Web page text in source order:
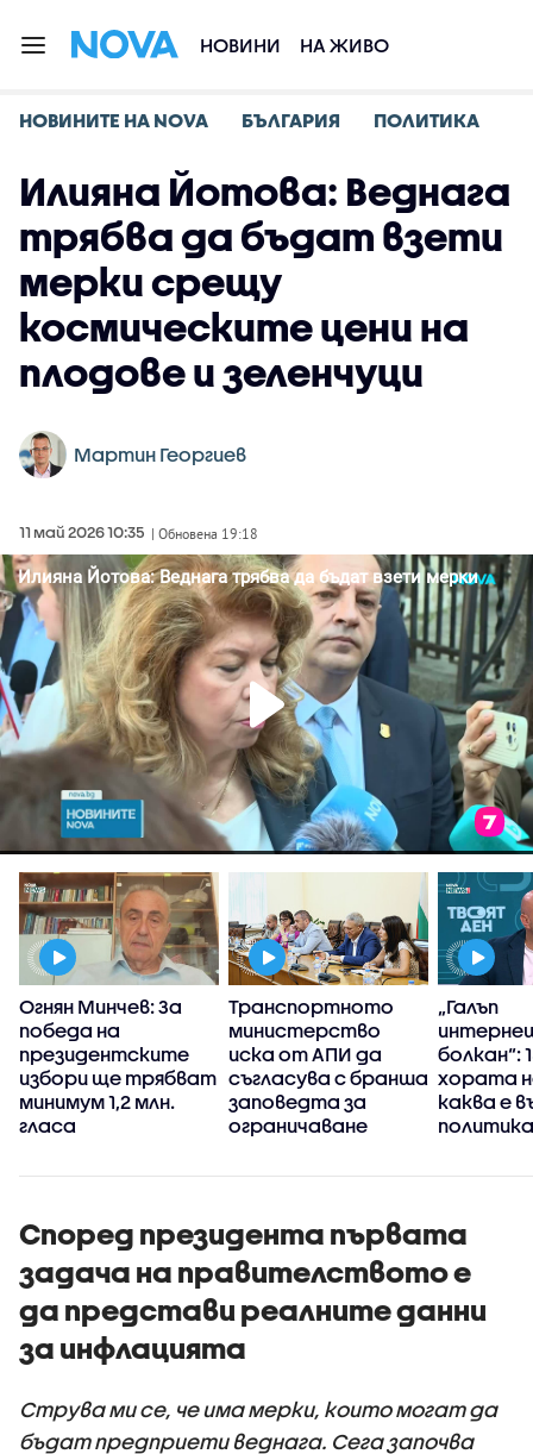
НОВИНИ НА ЖИВО
НОВИНИТЕ НА NOVA БЪЛГАРИЯ ПОЛИТИКА
Илияна Йотова: Веднага
трябва да бъдат взети
мерки срещу
космическите цени на
плодове и зеленчуци
Мартин Георгиев
11 май 2026 10:35 | Обновена 19:18
Огнян Минчев: За
победа на
президентските
избори ще трябват
минимум 1,2 млн.
гласа
Транспортното
министерство
иска от АПИ да
съгласува с бранша
заповедта за
ограничаване
камиони
„Галъп
болкан“:
хората
каква е
Според президента първата
задача на правителството е
да представи реалните данни
за инфлацията
Струва ми се, че има мерки, които могат да
бъдат предприети веднага. Сега започва